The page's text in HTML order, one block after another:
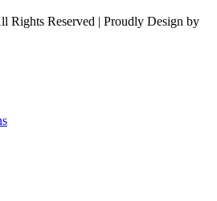
Rights Reserved | Proudly Design by